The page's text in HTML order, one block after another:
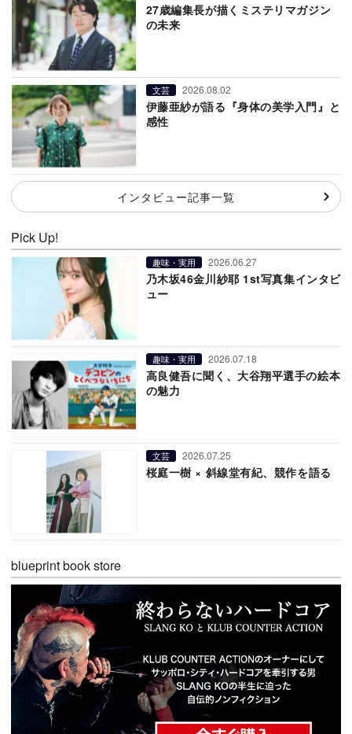
27歳編集長が描くミステリマガジン
の未来
文芸 2026.08.02
伊藤亜紗が語る『身体の美学入門』と
感性
インタビュー記事一覧
Pick Up!
趣味・実用 2026.06.27
乃木坂46金川紗耶 1st写真集インタビ
ュー
趣味・実用 2026.07.18
高良健吾に聞く、大谷翔平選手の絵本
の魅力
文芸 2026.07.25
桜庭一樹 × 斜線堂有紀、競作を語る
blueprint book store